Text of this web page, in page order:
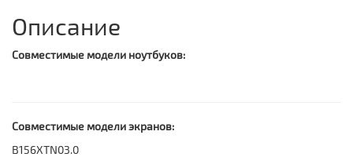
Описание
Совместимые модели ноутбуков:
Совместимые модели экранов:
B156XTN03.0